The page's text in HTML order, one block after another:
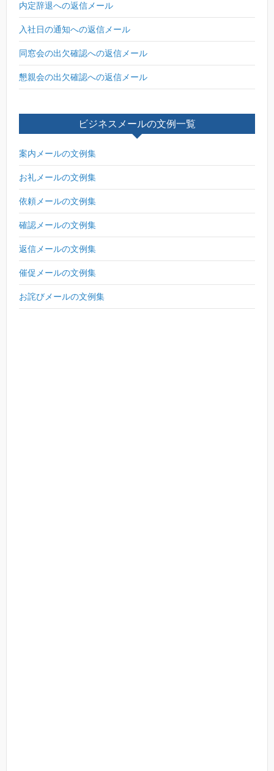
内定辞退への返信メール
入社日の通知への返信メール
同窓会の出欠確認への返信メール
懇親会の出欠確認への返信メール
ビジネスメールの文例一覧
案内メールの文例集
お礼メールの文例集
依頼メールの文例集
確認メールの文例集
返信メールの文例集
催促メールの文例集
お詫びメールの文例集